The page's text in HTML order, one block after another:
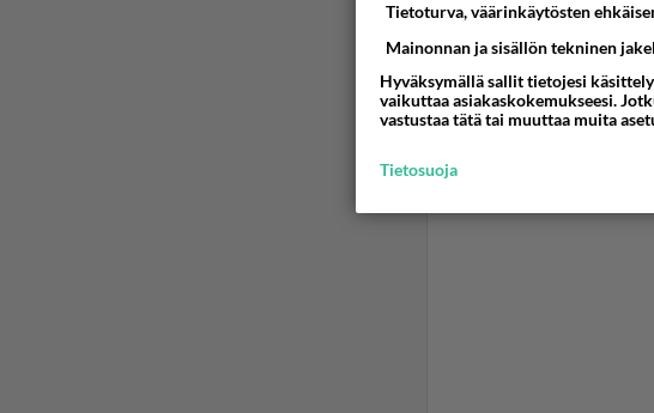
Tietoturva, väärinkäytösten
Mainonnan ja sisällön tekninen
Hyväksymällä sallit tietojesi
vaikuttaa asiakaskokemukseesi.
vastustaa tätä tai muuttaa muita
Tietosuoja